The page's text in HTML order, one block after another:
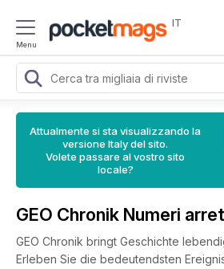
Menu
IT
Attualmente si sta visualizzando la
versione Italy del sito.
Volete passare al vostro sito
locale?
GEO Chronik Numeri
GEO Chronik bringt Geschichte
Erleben Sie die bedeutendsten